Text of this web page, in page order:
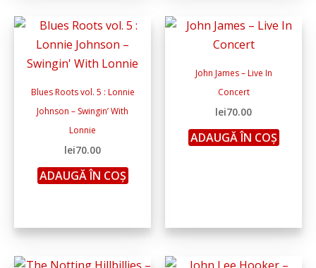
Blues Roots vol. 5 : Lonnie
Johnson – Swingin’ With
Lonnie
lei70.00
ADAUGĂ ÎN COȘ
John James – Live In
Concert
lei70.00
ADAUGĂ ÎN COȘ